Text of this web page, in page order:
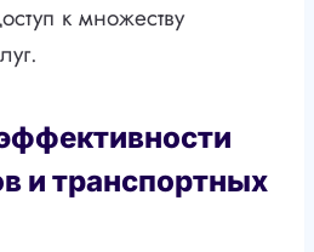
к множеству
и транспортных